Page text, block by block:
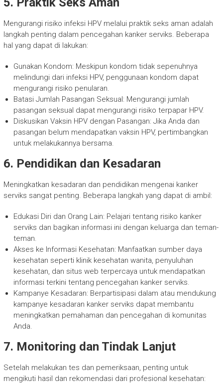
Mengurangi risiko infeksi HPV melalui praktik seks aman adalah
langkah penting dalam pencegahan kanker serviks. Beberapa
hal yang dapat di lakukan:
Gunakan Kondom: Meskipun kondom tidak sepenuhnya
melindungi dari infeksi HPV, penggunaan kondom dapat
mengurangi risiko penularan.
Batasi Jumlah Pasangan Seksual: Mengurangi jumlah
pasangan seksual dapat mengurangi risiko terpapar HPV.
Diskusikan Vaksin HPV dengan Pasangan: Jika Anda dan
pasangan belum mendapatkan vaksin HPV, pertimbangkan
untuk melakukannya bersama.
6. Pendidikan dan Kesadaran
Meningkatkan kesadaran dan pendidikan mengenai kanker
serviks sangat penting. Beberapa langkah yang dapat di ambil:
Edukasi Diri dan Orang Lain: Pelajari tentang risiko kanker
serviks dan bagikan informasi ini dengan keluarga dan teman-
teman.
Akses ke Informasi Kesehatan: Manfaatkan sumber daya
kesehatan seperti klinik kesehatan wanita, penyuluhan
kesehatan, dan situs web terpercaya untuk mendapatkan
informasi terkini tentang pencegahan kanker serviks.
Kampanye Kesadaran: Berpartisipasi dalam atau mendukung
kampanye kesadaran kanker serviks dapat membantu
meningkatkan pemahaman dan pencegahan di komunitas
Anda.
7. Monitoring dan Tindak Lanjut
Setelah melakukan tes dan pemeriksaan, penting untuk
mengikuti hasil dan rekomendasi dari profesional kesehatan: